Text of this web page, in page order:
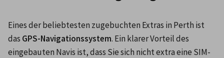
Eines der beliebtesten zugebuchten Extras in Perth ist
das GPS-Navigationssystem. Ein klarer Vorteil des
eingebauten Navis ist, dass Sie sich nicht extra eine SIM-